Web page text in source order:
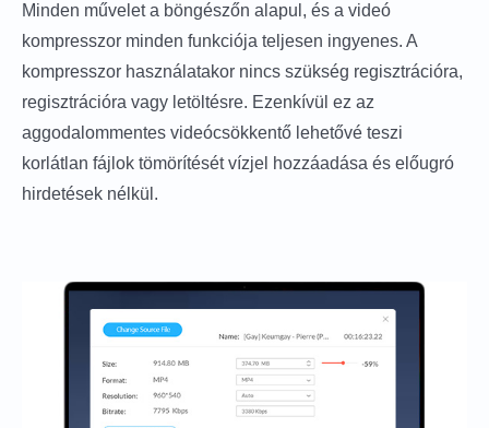
Minden művelet a böngészőn alapul, és a videó
kompresszor minden funkciója teljesen ingyenes. A
kompresszor használatakor nincs szükség regisztrációra,
regisztrációra vagy letöltésre. Ezenkívül ez az
aggodalommentes videócsökkentő lehetővé teszi
korlátlan fájlok tömörítését vízjel hozzáadása és előugró
hirdetések nélkül.